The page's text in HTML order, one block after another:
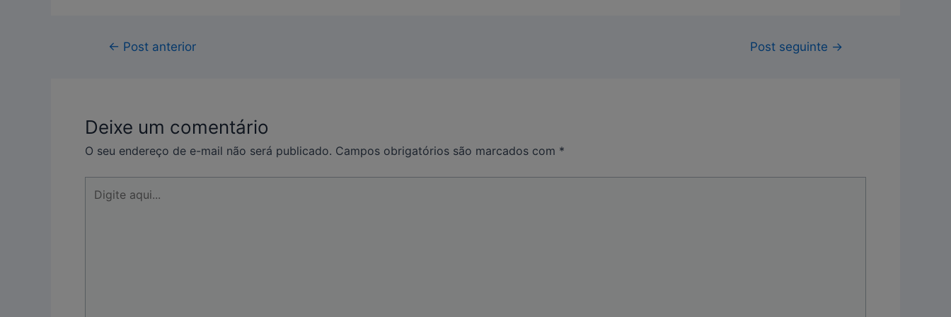
← Post anterior Post seguinte →
Deixe um comentário
O seu endereço de e-mail não será publicado. Campos obrigatórios são marcados com *
aqui...